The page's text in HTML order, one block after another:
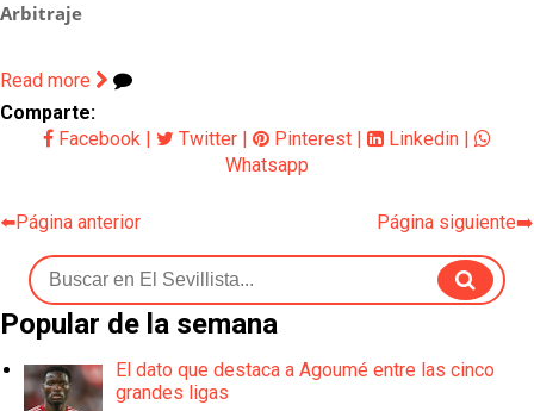
Arbitraje
Read more
Comparte:
Facebook
Twitter Pinterest Linkedin
Whatsapp
⬅️Página anterior Página siguiente➡️
Popular de la semana
El dato que destaca a Agoumé entre las cinco
grandes ligas